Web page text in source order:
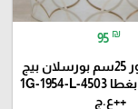
95 ₪
مضيفة مدور 25سم بورسلان بيج
مخطط بني بغطا 4503-1G-1954-L
++ع.ج